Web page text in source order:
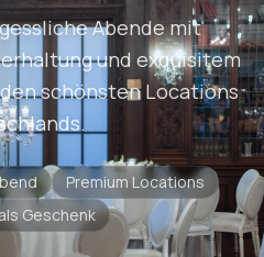
Abende mit
und exquisitem
schönsten Locations
Premium Locations
Geschenk